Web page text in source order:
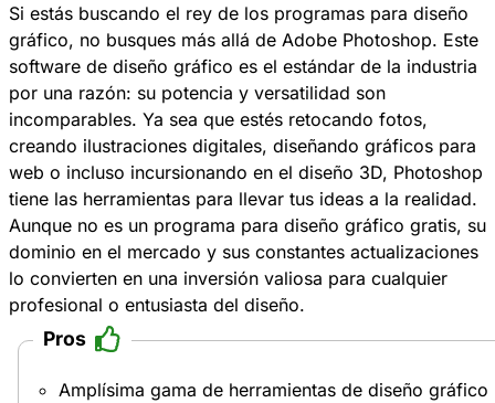
Si estás buscando el rey de los programas para diseño
gráfico, no busques más allá de Adobe Photoshop. Este
software de diseño gráfico es el estándar de la industria
por una razón: su potencia y versatilidad son
incomparables. Ya sea que estés retocando fotos,
creando ilustraciones digitales, diseñando gráficos para
web o incluso incursionando en el diseño 3D, Photoshop
tiene las herramientas para llevar tus ideas a la realidad.
Aunque no es un programa para diseño gráfico gratis, su
dominio en el mercado y sus constantes actualizaciones
lo convierten en una inversión valiosa para cualquier
profesional o entusiasta del diseño.
Pros
Amplísima gama de herramientas de diseño gráfico